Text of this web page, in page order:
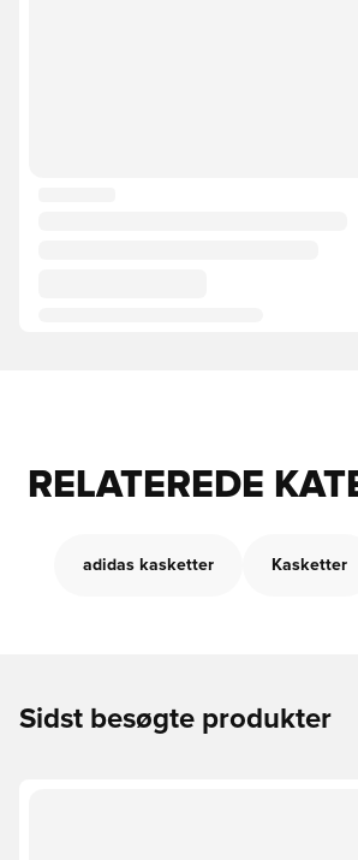
RELATEREDE
adidas kasketter Kasketter
Sidst besøgte produkter